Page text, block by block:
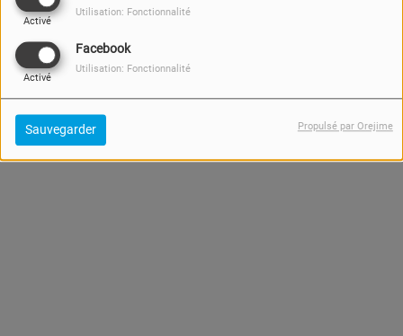
Activé
Utilisation: Fonctionnalité
Facebook
Activé
Utilisation: Fonctionnalité
Sauvegarder Propulsé par Orejime